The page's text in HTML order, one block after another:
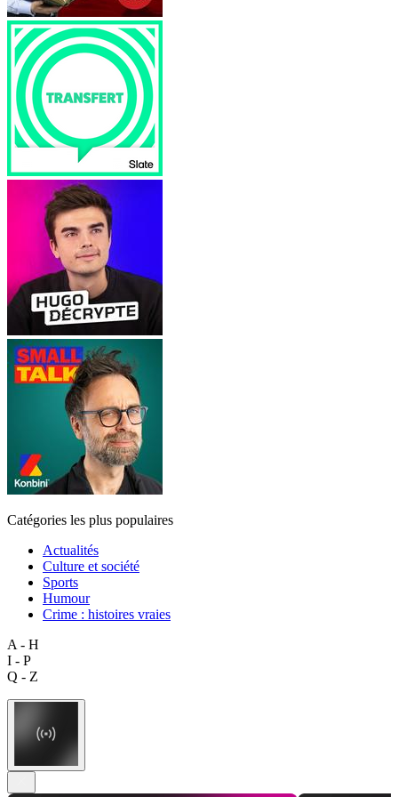
Catégories les plus populaires
Actualités
Culture et société
Sports
Humour
Crime : histoires vraies
A - H
I - P
Q - Z